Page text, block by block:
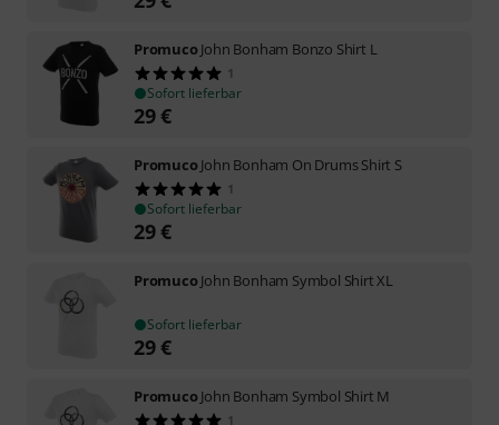
PromucoJohn Bonham Bonzo Shirt L
1
Sofort lieferbar
29€
PromucoJohn Bonham On Drums Shirt S
1
Sofort lieferbar
29€
PromucoJohn Bonham Symbol Shirt XL
Sofort lieferbar
29€
PromucoJohn Bonham Symbol Shirt M
1